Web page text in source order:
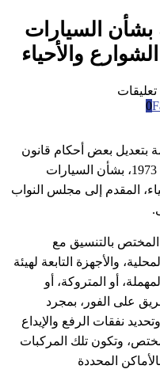
السيارات
والأحياء
0
بتعديل بعض أحكام قانون
المرور، الصادر بالقانون رقم 66 لسنة 1973، بشأن السيارات
المقدم إلى مجلس النواب
بالتنسيق مع
والأجهزة التابعة لهيئة
أو المتروكة، أو
على الفور، بمجرد
نفقات الرفع والإيداع
وتكون تلك المركبات
المحددة